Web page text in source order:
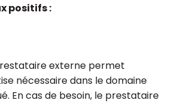
positifs :
externe permet
nécessaire dans le domaine
En cas de besoin, le prestataire